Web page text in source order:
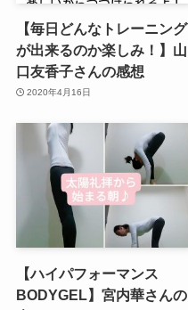
【毎日どんなトレーニング
が出来るのか楽しみ！】山
口友香子さんの感想
2020年4月16日
【ハイパフォーマンス
BODYGEL】宮内華さんの